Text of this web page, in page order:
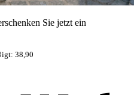
Sie jetzt ein
38,90